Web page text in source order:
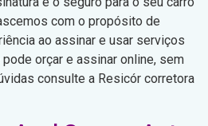
com o propósito de
ao assinar e usar serviços
orçar e assinar online, sem
consulte a Resicór corretora